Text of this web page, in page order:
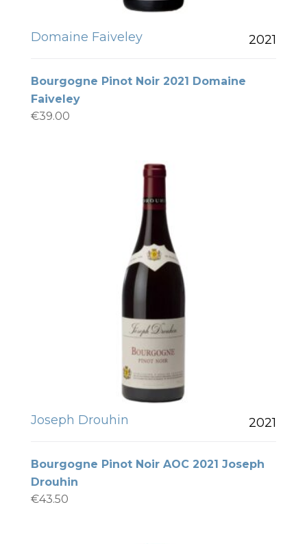
Domaine Faiveley 2021
Bourgogne Pinot Noir 2021 Domaine
Faiveley
€39.00
Joseph Drouhin 2021
Bourgogne Pinot Noir AOC 2021 Joseph
Drouhin
€43.50